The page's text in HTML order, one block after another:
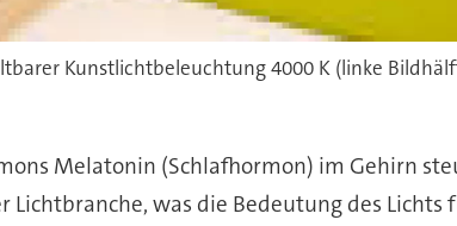
Kunstlichtbeleuchtung 4000 K (linke
Melatonin (Schlafhormon) im Gehirn
was die Bedeutung des Lichts